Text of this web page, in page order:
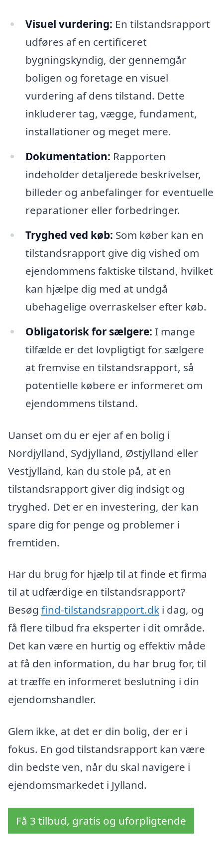
Visuel vurdering: En tilstandsrapport
udføres af en certificeret
bygningskyndig, der gennemgår
boligen og foretage en visuel
vurdering af dens tilstand. Dette
inkluderer tag, vægge, fundament,
installationer og meget mere.
Dokumentation: Rapporten
indeholder detaljerede beskrivelser,
billeder og anbefalinger for eventuelle
reparationer eller forbedringer.
Tryghed ved køb: Som køber kan en
tilstandsrapport give dig vished om
ejendommens faktiske tilstand, hvilket
kan hjælpe dig med at undgå
ubehagelige overraskelser efter køb.
Obligatorisk for sælgere: I mange
tilfælde er det lovpligtigt for sælgere
at fremvise en tilstandsrapport, så
potentielle købere er informeret om
ejendommens tilstand.
Uanset om du er ejer af en bolig i
Nordjylland, Sydjylland, Østjylland eller
Vestjylland, kan du stole på, at en
tilstandsrapport giver dig indsigt og
tryghed. Det er en investering, der kan
spare dig for penge og problemer i
fremtiden.
Har du brug for hjælp til at finde et firma
til at udfærdige en tilstandsrapport?
Besøg find-tilstandsrapport.dk i dag, og
få flere tilbud fra eksperter i dit område.
Det kan være en hurtig og effektiv måde
at få den information, du har brug for, til
at træffe en informeret beslutning i din
ejendomshandler.
Glem ikke, at det er din bolig, der er i
fokus. En god tilstandsrapport kan være
din bedste ven, når du skal navigere i
ejendomsmarkedet i Jylland.
Få 3 tilbud, gratis og uforpligtende